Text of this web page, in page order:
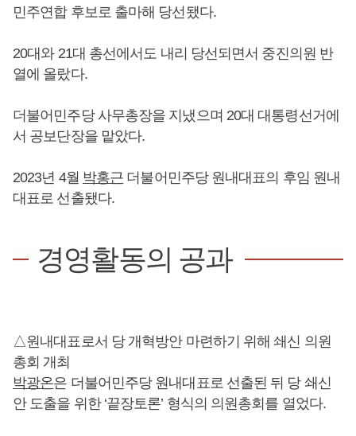
민주연합 후보로 출마해 당선됐다.
20대와 21대 총선에서도 내리 당선되면서 중진의원 반
열에 올랐다.
더불어민주당 사무총장을 지냈으며 20대 대통령선거에
서 공보단장을 맡았다.
2023년 4월 박홍근 더불어민주당 원내대표의 후임 원내
대표로 선출됐다.
경영활동의 공과
△원내대표로서 당 개혁방안 마련하기 위해 쇄신 의원
총회 개최
박광온은 더불어민주당 원내대표로 선출된 뒤 당 쇄신
안 도출을 위한 ‘끝장토론’ 형식의 의원총회를 열었다.